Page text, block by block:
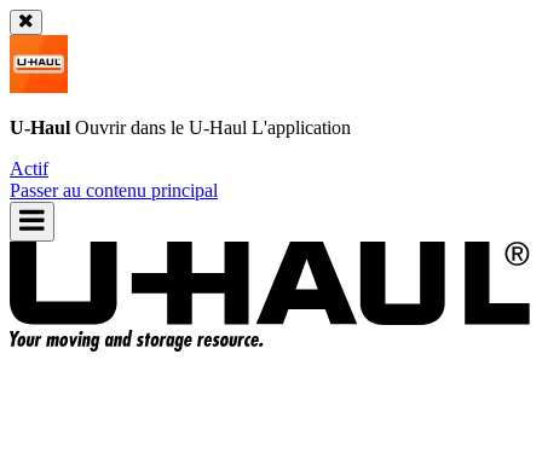
U-Haul Ouvrir dans le U-Haul L'application
Actif
Passer au contenu principal